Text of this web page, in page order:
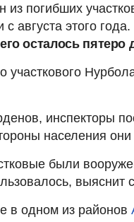
из погибших
августа этого
осталось пятеро
участкового
инспекторы
населения
были
выяснит
в одном из районов